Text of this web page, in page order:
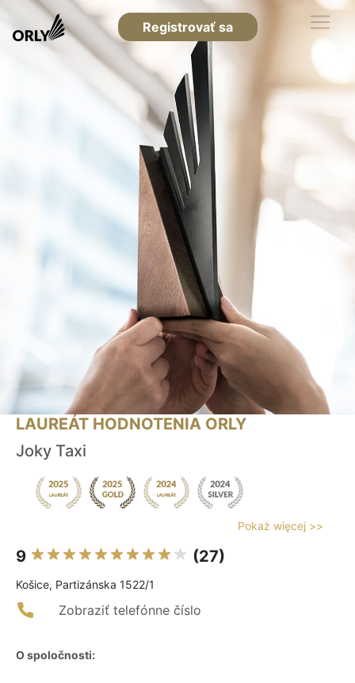
Registrovať sa
LAUREÁT HODNOTENIA ORLY
Joky Taxi
Pokaż więcej >>
9 (27)
Košice, Partizánska 1522/1
Zobraziť telefónne číslo
O spoločnosti: